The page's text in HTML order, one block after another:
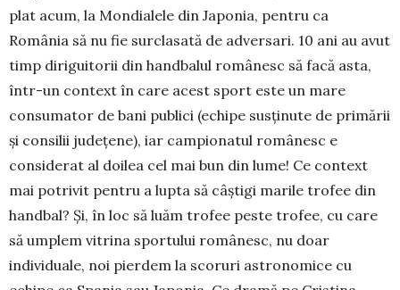
plat acum, la Mondialele din Japo­nia, pentru ca
România să nu fie surcla­sată de adversari. 10 ani au avut
timp diri­gui­torii din handbalul românesc să facă asta,
într-un context în care acest sport este un mare
consumator de bani publici (echipe susținute de primării
și consilii județene), iar campionatul ro­mâ­nesc e
considerat al doilea cel mai bun din lume! Ce context
mai potrivit pentru a lupta să câștigi marile trofee din
handbal? Și, în loc să luăm trofee peste trofee, cu care
să um­plem vitrina sportului românesc, nu doar
individuale, noi pierdem la scoruri astro­nomice cu